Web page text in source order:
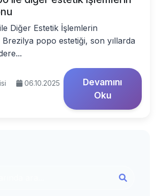
Diğer Estetik İşlemlerin
popo estetiği, son yıllarda
06.10.2025
Devamını
Oku